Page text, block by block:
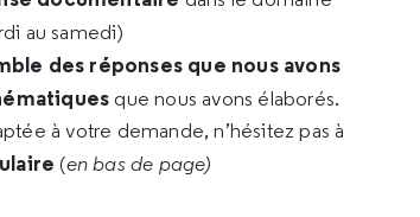
au samedi)
des réponses que nous avons
que nous avons élaborés.
à votre demande, n’hésitez pas à
(en bas de page)